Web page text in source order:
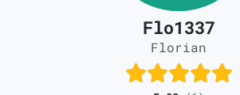
Flo1337
Florian